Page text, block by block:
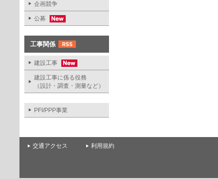
企画競争
公募
工事関係
建設工事
建設工事に係る役務
（設計・調査・測量など）
PFI/PPP事業
交通アクセス 利用規約